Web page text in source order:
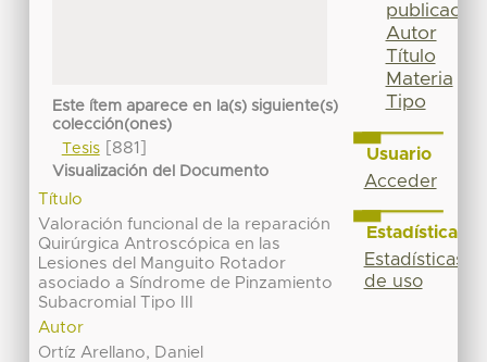
Este ítem aparece en la(s) siguiente(s)
colección(ones)
Tesis[881]
Visualización del Documento
Título
Valoración funcional de la reparación
Quirúrgica Antroscópica en las
Lesiones del Manguito Rotador
asociado a Síndrome de Pinzamiento
Subacromial Tipo III
Autor
Ortíz Arellano, Daniel
publicación
Autor
Título
Materia
Tipo
Usuario
Acceder
Estadísticas
Estadísticas
de uso